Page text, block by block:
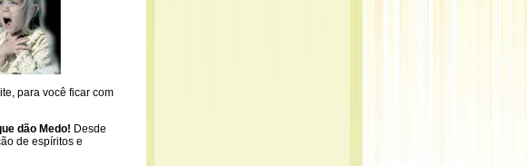
para você ficar com
dão Medo! Desde
de espíritos e